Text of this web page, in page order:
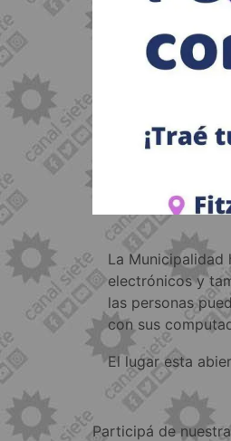
La Municipalidad
electrónicos y
las personas
con sus
El lugar esta
Participá de